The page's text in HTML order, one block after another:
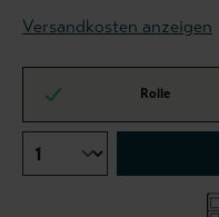
Versandkosten anzeigen
Rolle